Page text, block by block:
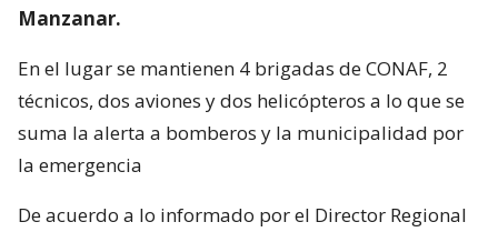
Manzanar.
En el lugar se mantienen 4 brigadas de CONAF, 2
técnicos, dos aviones y dos helicópteros a lo que se
suma la alerta a bomberos y la municipalidad por
la emergencia
De acuerdo a lo informado por el Director Regional